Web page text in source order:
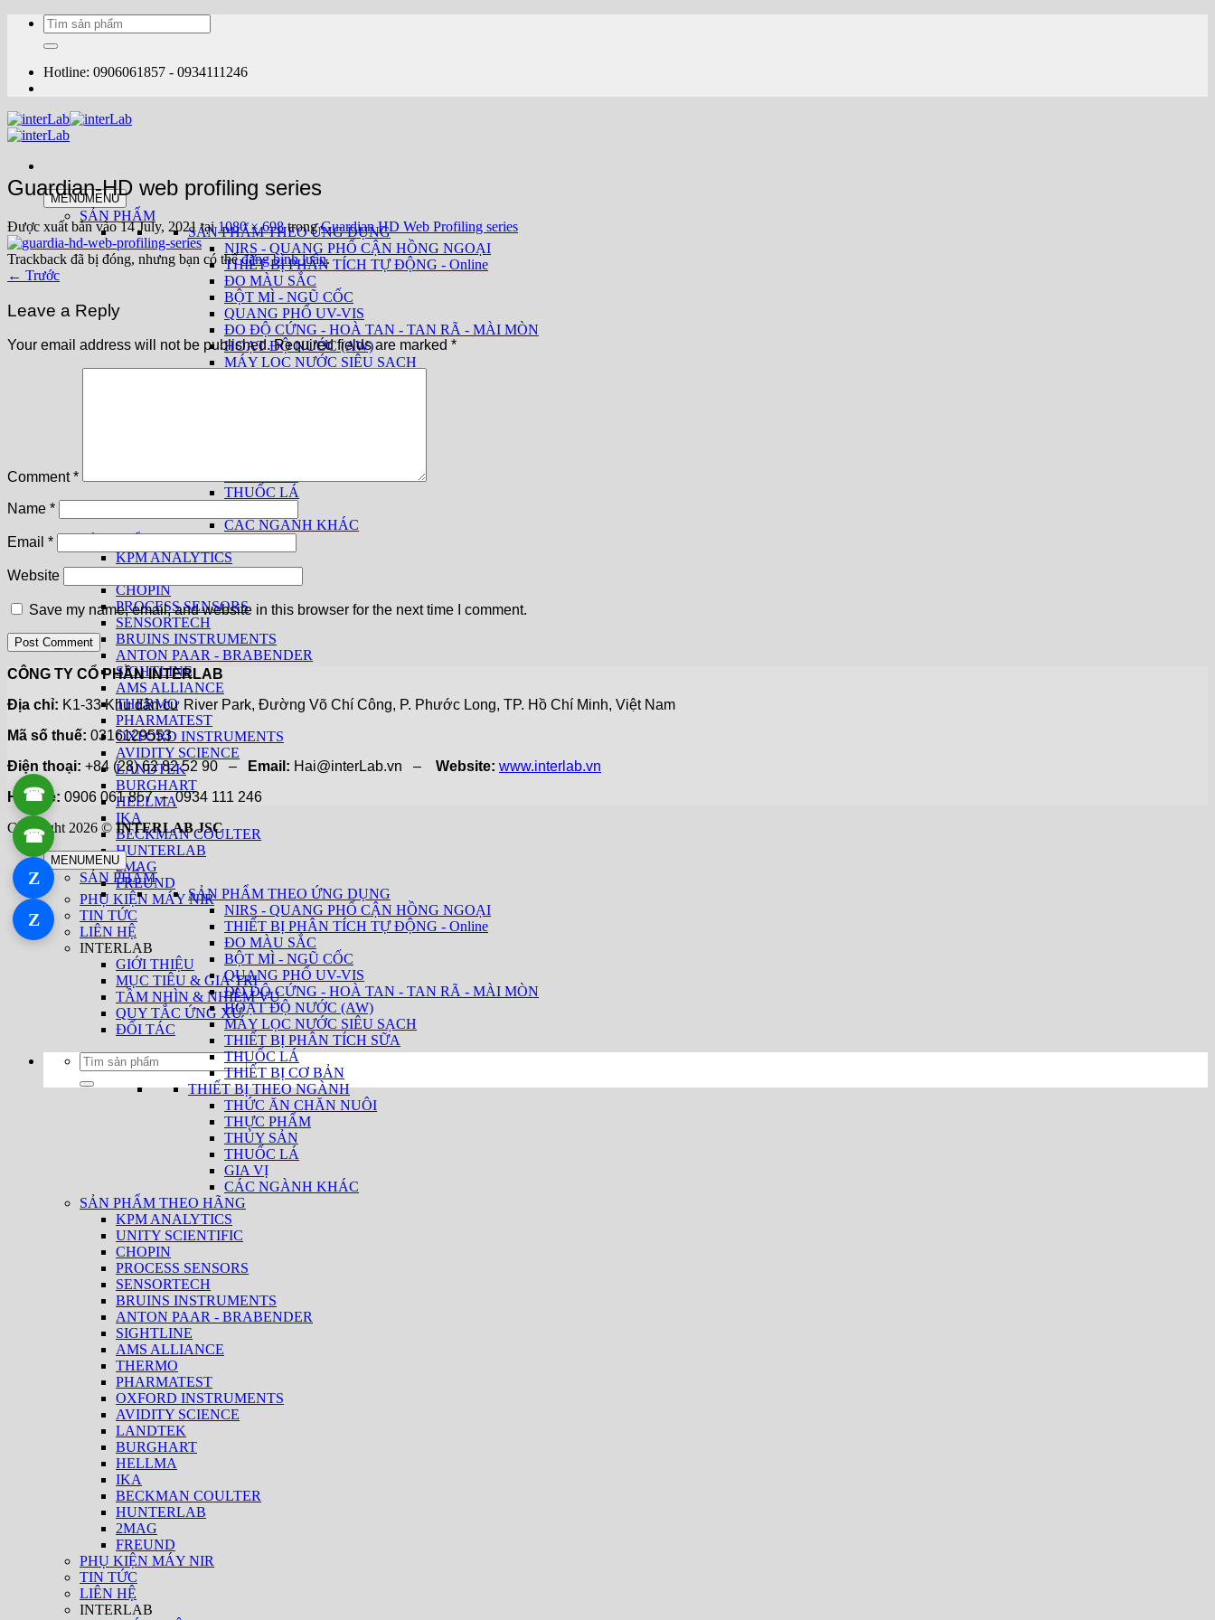
dung
Tìm
kiếm:
Hotline: 0906061857 - 0934111246
MENUMENU
SẢN PHẨM
SẢN PHẨM THEO ỨNG DỤNG
NIRS - QUANG PHỔ CẬN HỒNG NGOẠI
THIẾT BỊ PHÂN TÍCH TỰ ĐỘNG - Online
ĐO MÀU SẮC
BỘT MÌ - NGŨ CỐC
QUANG PHỔ UV-VIS
ĐO ĐỘ CỨNG - HOÀ TAN - TAN RÃ - MÀI MÒN
HOẠT ĐỘ NƯỚC (AW)
MÁY LỌC NƯỚC SIÊU SẠCH
THUỐC LÁ
CÁC NGÀNH KHÁC
KPM ANALYTICS
CHOPIN
PROCESS SENSORS
SENSORTECH
BRUINS INSTRUMENTS
ANTON PAAR - BRABENDER
SIGHTLINE
AMS ALLIANCE
THERMO
PHARMATEST
OXFORD INSTRUMENTS
AVIDITY SCIENCE
LANDTEK
BURGHART
HELLMA
IKA
BECKMAN COULTER
HUNTERLAB
2MAG
FREUND
PHỤ KIỆN MÁY NIR
TIN TỨC
LIÊN HỆ
INTERLAB
GIỚI THIỆU
MỤC TIÊU & GIÁ TRỊ
TẦM NHÌN & NHIỆM VỤ
QUY TẮC ỨNG XỬ
ĐỐI TÁC
Tìm
kiếm:
Guardian-HD web profiling series
Được xuất bản vào14 July, 2021 tại1080 × 698trongGuardian HD Web Profiling series
Trackback đã bị đóng, nhưng bạn có thểđăng bình luận.
← Trước
Leave a Reply
Your email address will not be published. Required fields are marked *
Comment*
Name *
Email *
Website
Save my name, email, and website in this browser for the next time I comment.
CÔNG TY CỔ PHẦN INTERLAB
Địa chỉ: K1-33 Khu dân cư River Park, Đường Võ Chí Công, P. Phước Long, TP. Hồ Chí Minh, Việt Nam
Mã số thuế: 0316129553
Điện thoại: +84 (28) 62 82 52 90 – Email: Hai@interLab.vn – Website: www.interlab.vn
Hotline: 0906 061 857 – 0934 111 246
Copyright 2026 © INTERLAB JSC
MENUMENU
SẢN PHẨM
SẢN PHẨM THEO ỨNG DỤNG
NIRS - QUANG PHỔ CẬN HỒNG NGOẠI
THIẾT BỊ PHÂN TÍCH TỰ ĐỘNG - Online
ĐO MÀU SẮC
BỘT MÌ - NGŨ CỐC
QUANG PHỔ UV-VIS
ĐO ĐỘ CỨNG - HOÀ TAN - TAN RÃ - MÀI MÒN
HOẠT ĐỘ NƯỚC (AW)
MÁY LỌC NƯỚC SIÊU SẠCH
THIẾT BỊ PHÂN TÍCH SỮA
THUỐC LÁ
THIẾT BỊ CƠ BẢN
THIẾT BỊ THEO NGÀNH
THỨC ĂN CHĂN NUÔI
THỰC PHẨM
THỦY SẢN
THUỐC LÁ
GIA VỊ
CÁC NGÀNH KHÁC
SẢN PHẨM THEO HÃNG
KPM ANALYTICS
UNITY SCIENTIFIC
CHOPIN
PROCESS SENSORS
SENSORTECH
BRUINS INSTRUMENTS
ANTON PAAR - BRABENDER
SIGHTLINE
AMS ALLIANCE
THERMO
PHARMATEST
OXFORD INSTRUMENTS
AVIDITY SCIENCE
LANDTEK
BURGHART
HELLMA
IKA
BECKMAN COULTER
HUNTERLAB
2MAG
FREUND
PHỤ KIỆN MÁY NIR
TIN TỨC
LIÊN HỆ
INTERLAB
☎ 0906 061 857
☎ 0934 111 246
Z Zalo 1
Z Zalo 2